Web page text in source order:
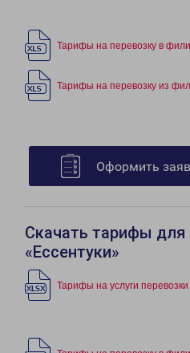
Тарифы на перевозку в
Тарифы на перевозку из
Оформить
Скачать тарифы для
«Ессентуки»
Тарифы на услуги перевозки